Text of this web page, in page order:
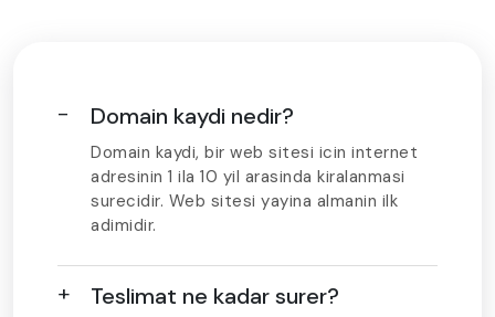
Domain kaydi nedir?
Domain kaydi, bir web sitesi icin internet
adresinin 1 ila 10 yil arasinda kiralanmasi
surecidir. Web sitesi yayina almanin ilk
adimidir.
Teslimat ne kadar surer?